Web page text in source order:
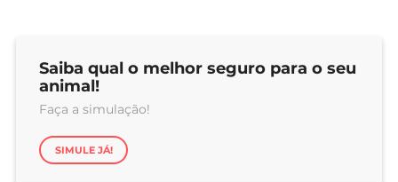
Saiba qual o melhor seguro para o seu
animal!
Faça a simulação!
SIMULE JÁ!